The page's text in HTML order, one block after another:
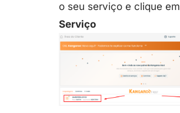
o seu serviço e clique em
Serviço